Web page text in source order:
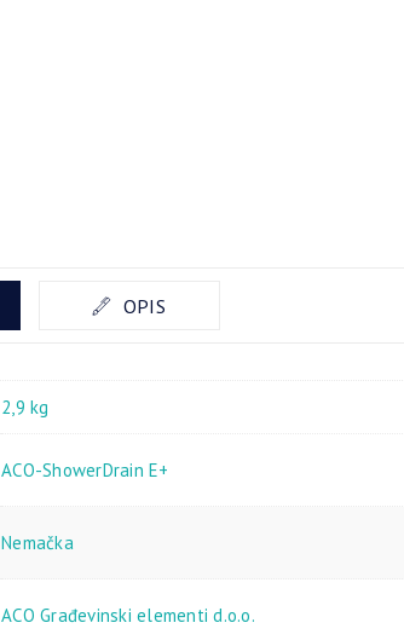
OPIS
2,9 kg
ACO-ShowerDrain E+
Nemačka
ACO Građevinski elementi d.o.o.